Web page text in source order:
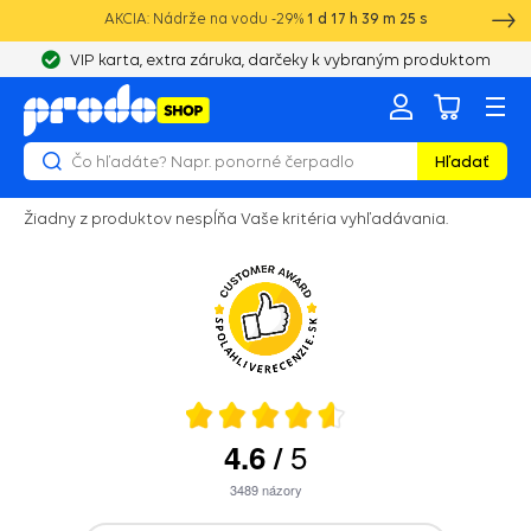
AKCIA: Nádrže na vodu -29% 1 d 17 h 39 m 25 s
VIP karta, extra záruka, darčeky k vybraným produktom
Hľadať
Žiadny z produktov nespĺňa Vaše kritéria vyhľadávania.
4.6/5
3489názory